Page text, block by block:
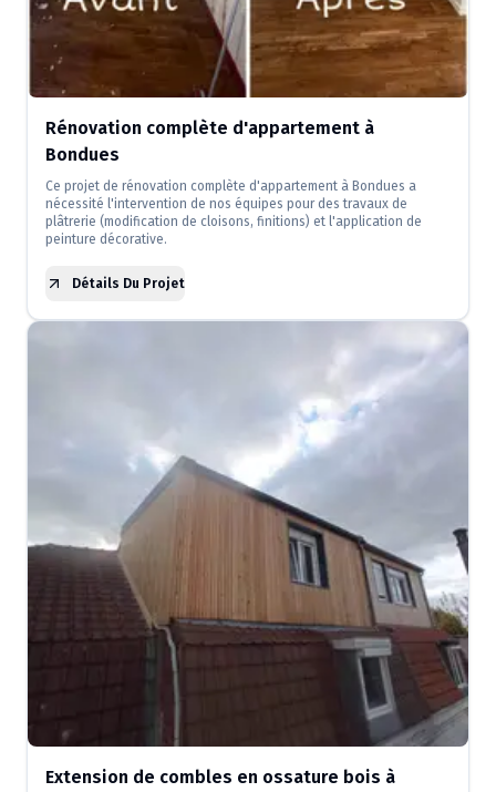
Rénovation complète d'appartement à
Bondues
Ce projet de rénovation complète d'appartement à Bondues a
nécessité l'intervention de nos équipes pour des travaux de
plâtrerie (modification de cloisons, finitions) et l'application de
peinture décorative.
Détails Du Projet
Extension de combles en ossature bois à